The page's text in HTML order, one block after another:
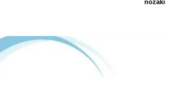
nozaki